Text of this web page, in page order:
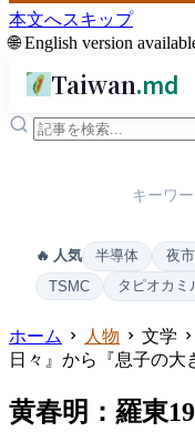
本文へスキップ
🌐 English version
Taiwan.md
キーワ
🔥 人気 半導体 夜市
TSMC
タピオカミ
ホーム 人物 文学
日々』から『息子の
黄春明：羅東